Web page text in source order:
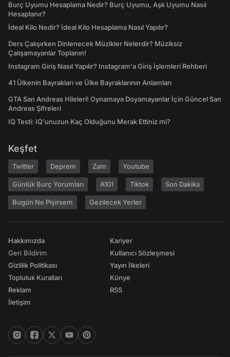
Burç Uyumu Hesaplama Nedir? Burç Uyumu, Aşk Uyumu Nasıl
Hesaplanır?
İdeal Kilo Nedir? İdeal Kilo Hesaplama Nasıl Yapılır?
Ders Çalışırken Dinlenecek Müzikler Nelerdir? Müziksiz
Çalışamayanlar Toplanın!
Instagram Giriş Nasıl Yapılır? Instagram'a Giriş İşlemleri Rehberi
41 Ülkenin Bayrakları ve Ülke Bayraklarının Anlamları
GTA San Andreas Hileleri! Oynamaya Doyamayanlar İçin Güncel San
Andreas Şifreleri
IQ Testi: IQ'unuzun Kaç Olduğunu Merak Ettiniz mi?
Keşfet
Twitter Deprem Zam Youtube
Günlük Burç Yorumları A101 Tiktok Son Dakika
Bugün Ne Pişirsem Gezilecek Yerler
Hakkımızda
Geri Bildirim
Gizlilik Politikası
Topluluk Kuralları
Reklam
İletişim
Kariyer
Kullanıcı Sözleşmesi
Yayın İlkeleri
Künye
RSS